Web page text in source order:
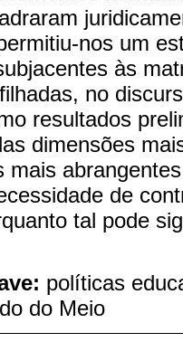
nos um
às
no
resultados
dimensões
mais
de
tal pode
políticas
do Meio